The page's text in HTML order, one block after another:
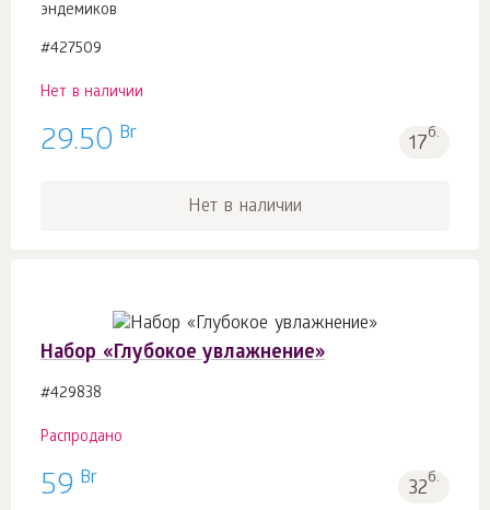
эндемиков
#427509
Нет в наличии
29.50 Br 17б.
Нет в наличии
Набор «Глубокое увлажнение»
#429838
Распродано
59 Br 32б.